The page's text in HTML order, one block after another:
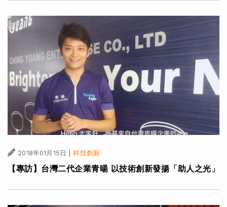
2018年01月15日 | 科技創新
【專訪】台灣二代企業青暘 以技術創新發揚「助人之光」